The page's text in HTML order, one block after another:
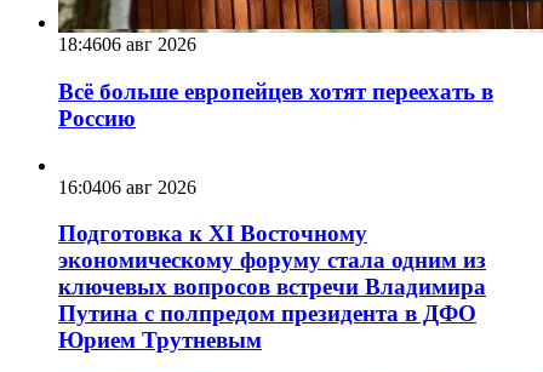
18:4606 авг 2026
Всё больше европейцев хотят переехать в
Россию
16:0406 авг 2026
Подготовка к XI Восточному
экономическому форуму стала одним из
ключевых вопросов встречи Владимира
Путина с полпредом президента в ДФО
Юрием Трутневым